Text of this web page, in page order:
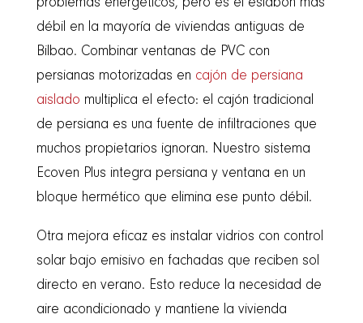
débil en la mayoría de viviendas antiguas de
Bilbao. Combinar ventanas de PVC con
persianas motorizadas en cajón de persiana
aislado multiplica el efecto: el cajón tradicional
de persiana es una fuente de infiltraciones que
muchos propietarios ignoran. Nuestro sistema
Ecoven Plus integra persiana y ventana en un
bloque hermético que elimina ese punto débil.
Otra mejora eficaz es instalar vidrios con control
solar bajo emisivo en fachadas que reciben sol
directo en verano. Esto reduce la necesidad de
aire acondicionado y mantiene la vivienda